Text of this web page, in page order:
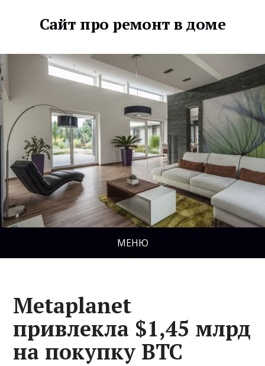
Сайт про ремонт в доме
МЕНЮ
Metaplanet
привлекла $1,45 млрд
на покупку BTC